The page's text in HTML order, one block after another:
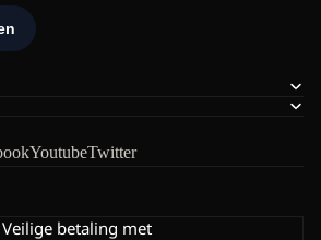
YoutubeTwitter
Veilige betaling met